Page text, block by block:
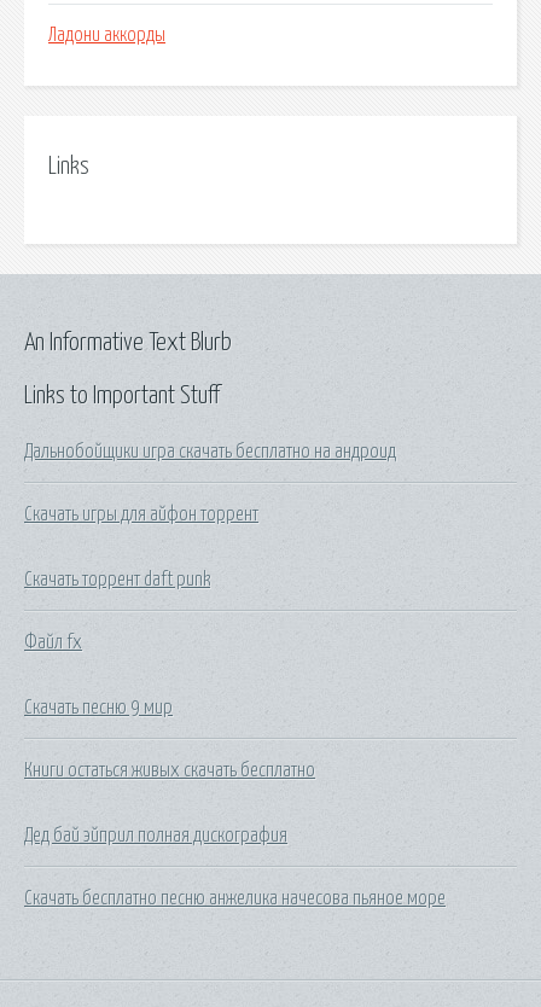
Ладони аккорды
Links
Links to Important Stuff
Дальнобойщики игра скачать бесплатно на андроид
Скачать игры для айфон торрент
Скачать торрент daft punk
Файл fx
Скачать песню 9 мир
Книги остаться живых скачать бесплатно
Дед бай эйприл полная дискография
Скачать бесплатно песню анжелика начесова пьяное море
An Informative Text Blurb